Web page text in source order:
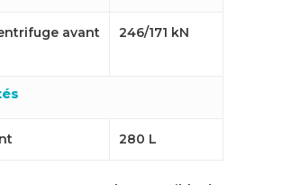
avant
246/171 kN
280 L